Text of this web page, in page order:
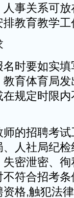
事关系可
排教育教学
名时要如实
教育体育局
规定时限
师的招聘考
人社局纪
密泄密、
符合招考
格,触犯法